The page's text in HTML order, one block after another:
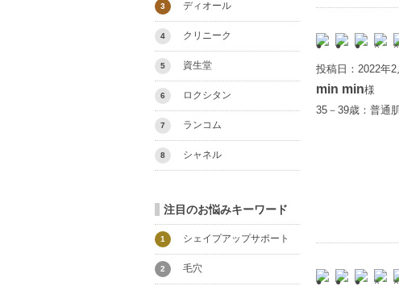
投稿日：2022年2
min min様
35－39歳：普通
3 ディオール
4 クリニーク
5 資生堂
6 ロクシタン
7 ランコム
8 シャネル
注目のお悩みキーワード
1 シェイプアップサポート
2 毛穴